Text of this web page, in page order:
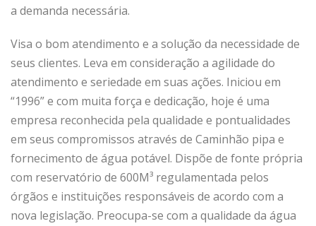
a demanda necessária.
Visa o bom atendimento e a solução da necessidade de
seus clientes. Leva em consideração a agilidade do
atendimento e seriedade em suas ações. Iniciou em
“1996” e com muita força e dedicação, hoje é uma
empresa reconhecida pela qualidade e pontualidades
em seus compromissos através de Caminhão pipa e
fornecimento de água potável. Dispõe de fonte própria
com reservatório de 600M³ regulamentada pelos
órgãos e instituições responsáveis de acordo com a
nova legislação. Preocupa-se com a qualidade da água